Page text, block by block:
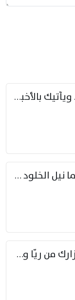
ستبدي لك الأيام ما كنت جاهلا … ويأتيك بالأخبار من لم تزوّد
فصبرا في مجال الموت صبرا … فما نيل الخلود بمستطاع
حننت إلى ريّا ونفسك باعدت … مزارك من ريّا وشعباكما معا